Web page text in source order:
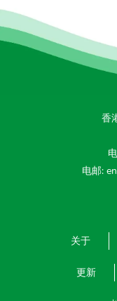
香
电邮:
关于
更新